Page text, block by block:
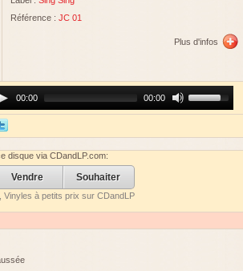
Référence : JC 01
Plus d'infos
00:00 00:00
Up/Down
Arrow
increase
or
disque via CDandLP.com:
Vendre Souhaiter
Vinyles à petits prix sur CDandLP